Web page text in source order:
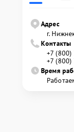
Адрес
г.
Контакты
+7
+7
Время